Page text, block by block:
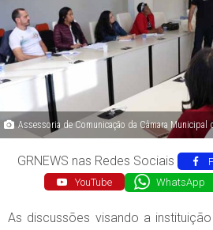
Assessoria de Comunicação da Câmara Municipal
GRNEWS nas Redes Sociais
YouTube
WhatsApp
As discussões visando a